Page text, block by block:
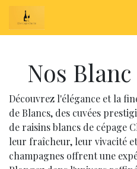
SE RENDRE AU CONTENU
Nos
Découvrez l'élégance et la
de Blancs, des cuvées
de raisins blancs de cépage
leur fraîcheur, leur vivacité
champagnes offrent une